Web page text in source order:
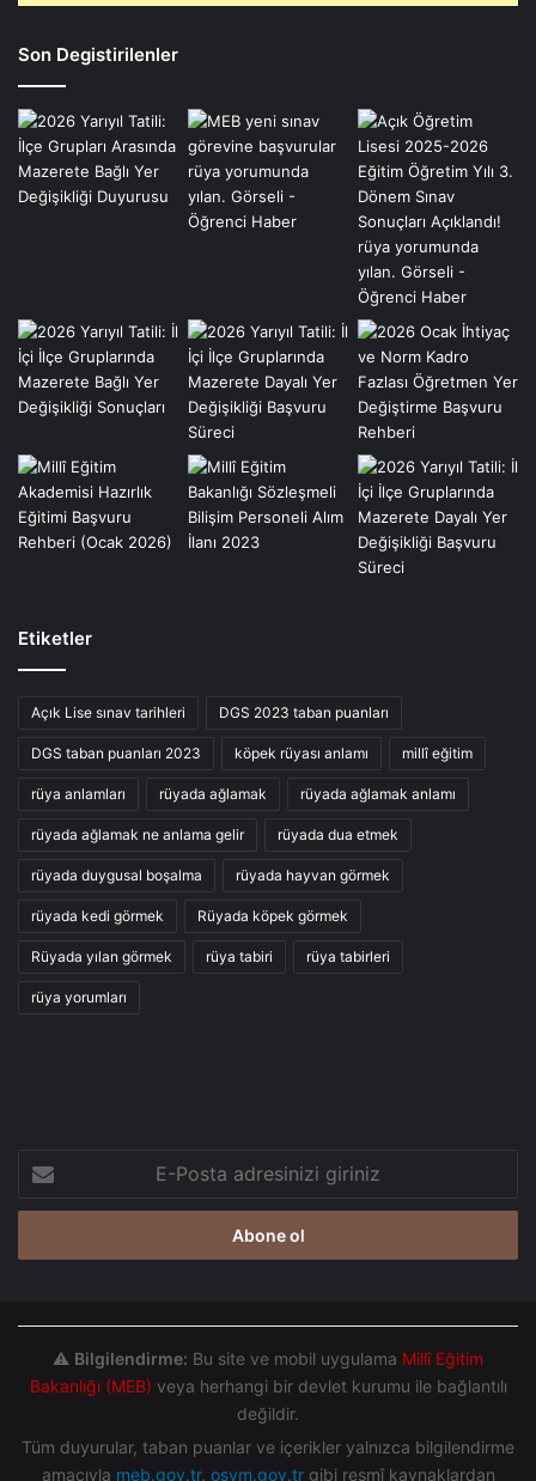
Son Degistirilenler
Etiketler
Açık Lise sınav tarihleri DGS 2023 taban puanları
DGS taban puanları 2023 köpek rüyası anlamı millî eğitim
rüya anlamları rüyada ağlamak rüyada ağlamak anlamı
rüyada ağlamak ne anlama gelir rüyada dua etmek
rüyada duygusal boşalma rüyada hayvan görmek
rüyada kedi görmek Rüyada köpek görmek
Rüyada yılan görmek rüya tabiri rüya tabirleri
rüya yorumları
Posta
adresinizi
⚠️ Bilgilendirme: Bu site ve mobil uygulama Millî Eğitim
Bakanlığı (MEB) veya herhangi bir devlet kurumu ile bağlantılı
değildir.
Tüm duyurular, taban puanlar ve içerikler yalnızca bilgilendirme
amacıyla meb.gov.tr, osym.gov.trgibi resmî kaynaklardan